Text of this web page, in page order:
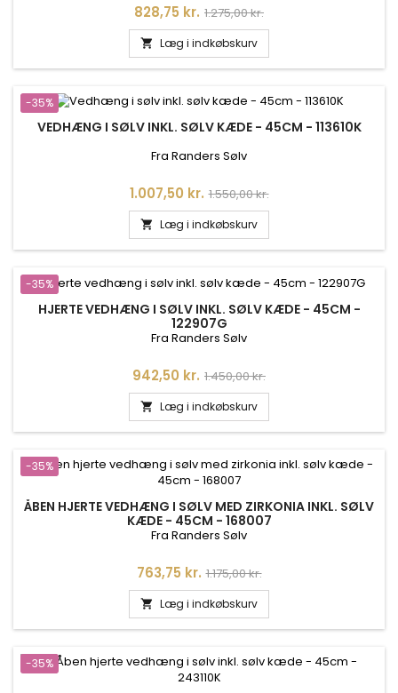
Pris
828,75 kr. Normalpris
1.275,00 kr.
 Læg i indkøbskurv
-35%
VEDHÆNG I SØLV INKL. SØLV KÆDE - 45CM - 113610K
Fra Randers Sølv
Pris
1.007,50 kr. Normalpris
1.550,00 kr.
 Læg i indkøbskurv
-35%
HJERTE VEDHÆNG I SØLV INKL. SØLV KÆDE - 45CM -
122907G
Fra Randers Sølv
Pris
942,50 kr. Normalpris
1.450,00 kr.
 Læg i indkøbskurv
-35%
ÅBEN HJERTE VEDHÆNG I SØLV MED ZIRKONIA INKL. SØLV
KÆDE - 45CM - 168007
Fra Randers Sølv
Pris
763,75 kr. Normalpris
1.175,00 kr.
 Læg i indkøbskurv
-35%